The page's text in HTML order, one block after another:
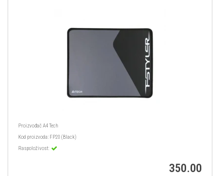
ProizvođačA4 Tech
Kod proizvoda: FP20 (Black)
Raspoloživost:
350.00